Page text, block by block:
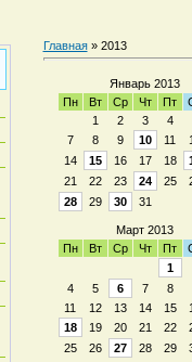
Главная» 2013
Январь 2013
Пн
Вт Ср Чт Пт
1
2 3 4
7
8 9 10 11
14
15 16 17 18
21
22 23 24 25
28
29 30 31
Март 2013
Пн
Вт Ср Чт Пт
1
4
5 6 7 8
11
12 13 14 15
18
19 20 21 22
25
26 27 28 29